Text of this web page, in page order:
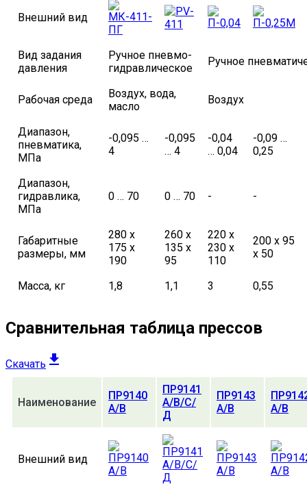
Внешний вид
Вид задания
давления
Ручное пневмо-
гидравлическое
Ручное
Рабочая среда
Воздух, вода,
масло
Воздух
Диапазон,
пневматика,
МПа
-0,095 …
4
-0,095
… 4
-0,04
… 0,04
-0,09 …
0,25
Диапазон,
гидравлика,
МПа
0 … 70 0 … 70 - -
Габаритные
размеры, мм
280 х
175 х
190
260 х
135 х
95
220 х
230 х
110
200 х 95
х 50
Масса, кг 1,8 1,1 3 0,55
Сравнительная таблица прессов
Скачать
Наименование
ПР9140
А/В
ПР9141
А/В/С/
Д
ПР9143
А/В
А/В
Внешний вид